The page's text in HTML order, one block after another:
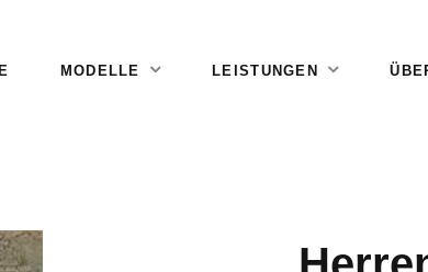
MODELLE LEISTUNGEN